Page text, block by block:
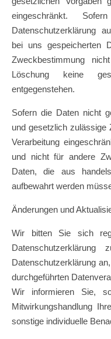
eingeschränkt.
Datenschutzerklärung
bei uns gespeicherten
Zweckbestimmung
Löschung keine
entgegenstehen.
Sofern die Daten nicht
und gesetzlich zulässige
Verarbeitung
und nicht für andere
Daten, die aus
aufbewahrt werden
Änderungen und
Wir bitten Sie sich
Datenschutzerklärung
durchgeführten
Wir informieren Sie,
Mitwirkungshandlung
sonstige individuelle